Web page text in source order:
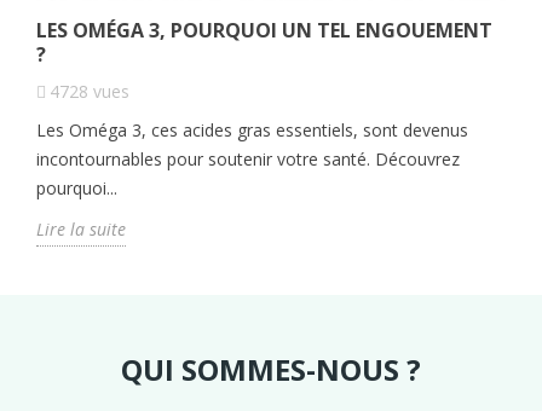
LES OMÉGA 3, POURQUOI UN TEL ENGOUEMENT
?
4728 vues
Les Oméga 3, ces acides gras essentiels, sont devenus
incontournables pour soutenir votre santé. Découvrez
pourquoi...
Lire la suite
QUI SOMMES-NOUS ?